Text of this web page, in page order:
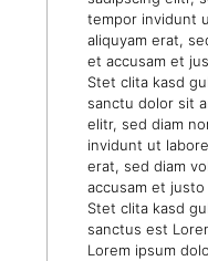
tempor invidunt
aliquyam erat,
et accusam et
Stet clita kasd
sanctu dolor sit
elitr, sed diam
invidunt ut
erat, sed diam
accusam et
Stet clita kasd
sanctus est
Lorem ipsum